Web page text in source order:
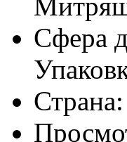
Сфера
Страна: